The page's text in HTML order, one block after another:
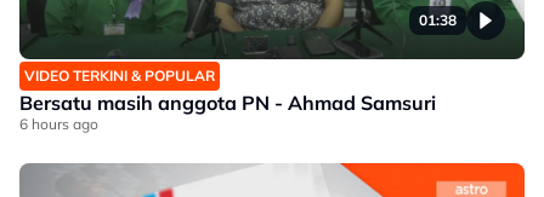
01:38
VIDEO TERKINI & POPULAR
Bersatu masih anggota PN - Ahmad Samsuri
6 hours ago